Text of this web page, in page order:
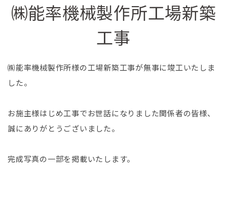
㈱能率機械製作所工場新築
工事
㈱能率機械製作所様の工場新築工事が無事に竣工いたしま
した。
お施主様はじめ工事でお世話になりました関係者の皆様、
誠にありがとうございました。
完成写真の一部を掲載いたします。